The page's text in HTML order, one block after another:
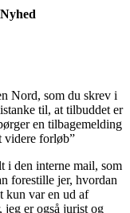
Nord, som du skrev i
til, at tilbuddet er
en tilbagemelding
videre forløb”
i den interne mail, som
forestille jer, hvordan
kun var en ud af
jeg er også jurist og